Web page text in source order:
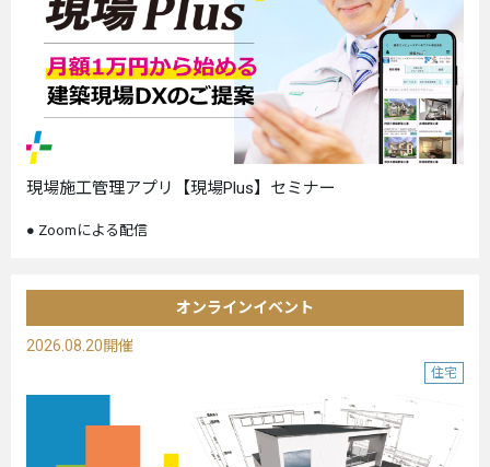
現場施工管理アプリ【現場Plus】セミナー
Zoomによる配信
オンラインイベント
2026.08.20開催
住宅